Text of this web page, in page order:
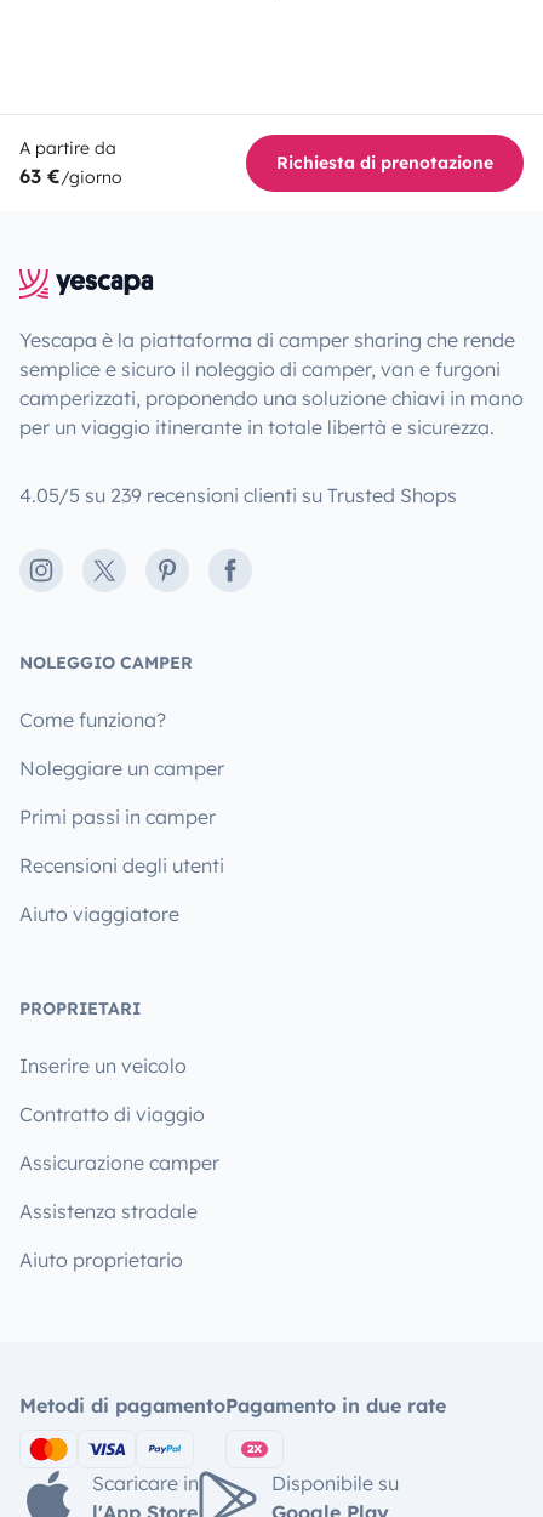
A partire da
63 €/giorno
Richiesta di prenotazione
Yescapa è la piattaforma di camper sharing che rende
semplice e sicuro il noleggio di camper, van e furgoni
camperizzati, proponendo una soluzione chiavi in mano
per un viaggio itinerante in totale libertà e sicurezza.
4.05/5 su 239 recensioni clienti su Trusted Shops
Instagram
X PinterestFacebook
NOLEGGIO CAMPER
Come funziona?
Noleggiare un camper
Primi passi in camper
Recensioni degli utenti
Aiuto viaggiatore
PROPRIETARI
Inserire un veicolo
Contratto di viaggio
Assicurazione camper
Assistenza stradale
Aiuto proprietario
Metodi di pagamentoPagamento in due rate
Scaricare in
Disponibile su